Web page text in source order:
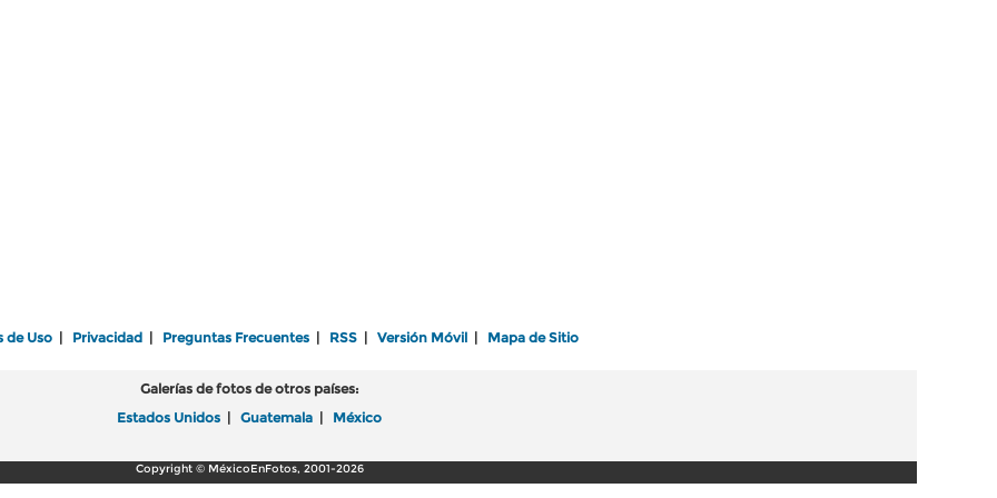
de Uso Privacidad Preguntas Frecuentes RSS Versión Móvil Mapa de Sitio
Galerías de fotos de otros países:
Estados Unidos
Guatemala México
Copyright © MéxicoEnFotos, 2001-2026